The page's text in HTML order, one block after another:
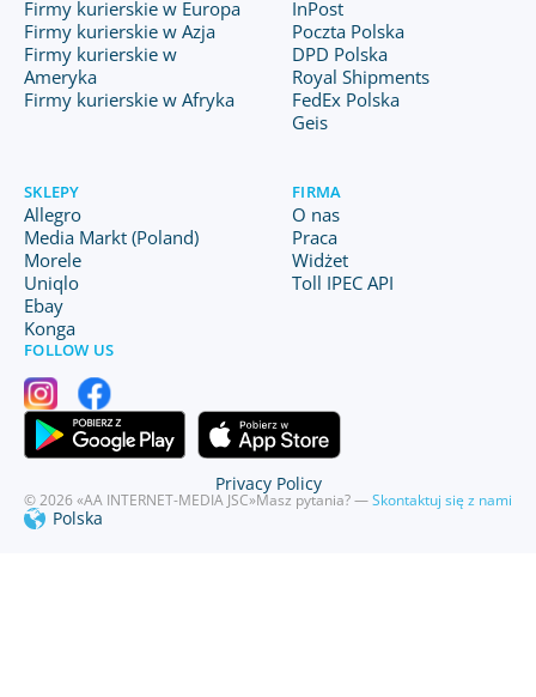
Firmy kurierskie w Europa
Firmy kurierskie w Azja
Firmy kurierskie w
Ameryka
Firmy kurierskie w Afryka
InPost
Poczta Polska
DPD Polska
Royal Shipments
FedEx Polska
Geis
SKLEPY
Allegro
Media Markt (Poland)
Morele
Uniqlo
Ebay
Konga
FIRMA
O nas
Praca
Widżet
Toll IPEC API
FOLLOW US
© 2026 «AA INTERNET-MEDIA JSC»Masz pytania? —Skontaktuj się z nami
Polska
Privacy Policy